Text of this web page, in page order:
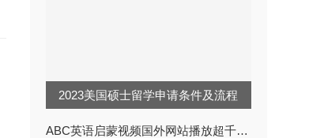
2023美国硕士留学申请条件及流程
ABC英语启蒙视频国外网站播放超千万超级有趣